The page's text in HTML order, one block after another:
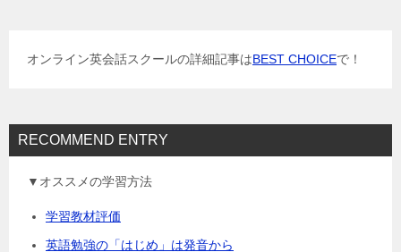
オンライン英会話スクールの詳細記事はBEST CHOICEで！
RECOMMEND ENTRY
▼オススメの学習方法
学習教材評価
英語勉強の「はじめ」は発音から